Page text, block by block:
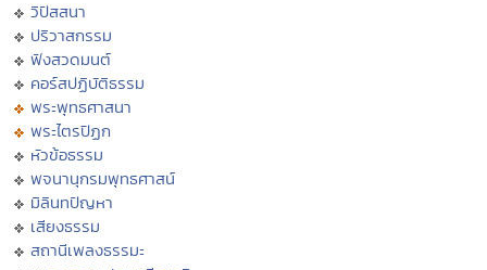
วิปัสสนา
ปริวาสกรรม
ฟังสวดมนต์
คอร์สปฏิบัติธรรม
พระพุทธศาสนา
พระไตรปิฏก
หัวข้อธรรม
พจนานุกรมพุทธศาสน์
มิลินทปัญหา
เสียงธรรม
สถานีเพลงธรรมะ